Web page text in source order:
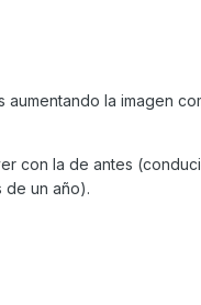
la imagen
con la de antes
de un año).